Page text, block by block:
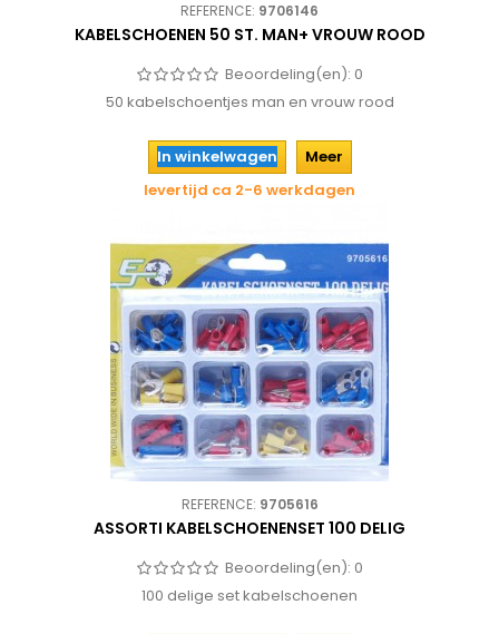
REFERENCE: 9706146
KABELSCHOENEN 50 ST. MAN+ VROUW ROOD
Beoordeling(en): 0
50 kabelschoentjes man en vrouw rood
In winkelwagen
Meer
levertijd ca 2-6 werkdagen
REFERENCE: 9705616
ASSORTI KABELSCHOENENSET 100 DELIG
Beoordeling(en): 0
100 delige set kabelschoenen